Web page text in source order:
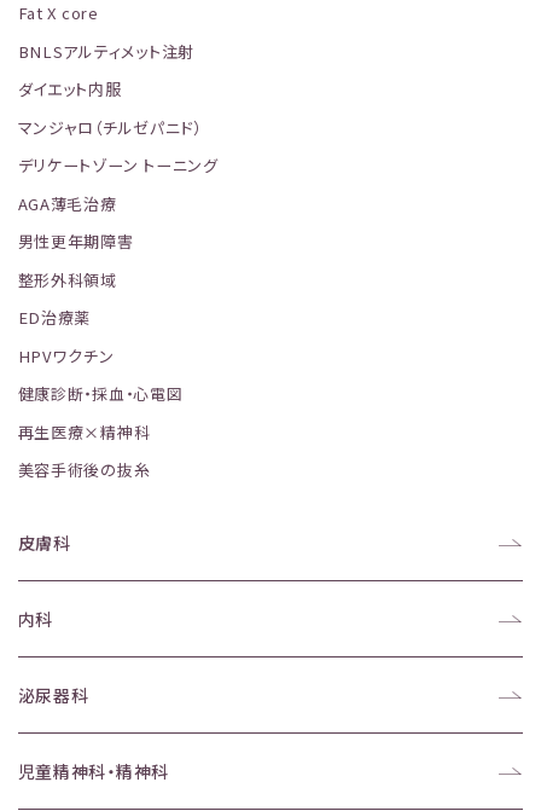
Fat X core
BNLSアルティメット注射
ダイエット内服
マンジャロ（チルゼパニド）
デリケートゾーン トーニング
AGA薄毛治療
男性更年期障害
整形外科領域
ED治療薬
HPVワクチン
健康診断・採血・心電図
再生医療×精神科
美容手術後の抜糸
皮膚科
内科
泌尿器科
児童精神科・精神科